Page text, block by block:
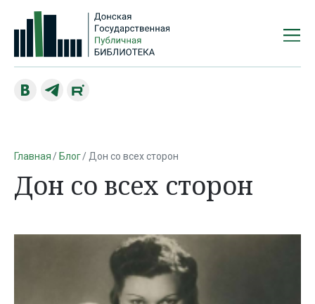
Главная Блог Дон со всех сторон
Дон со всех сторон